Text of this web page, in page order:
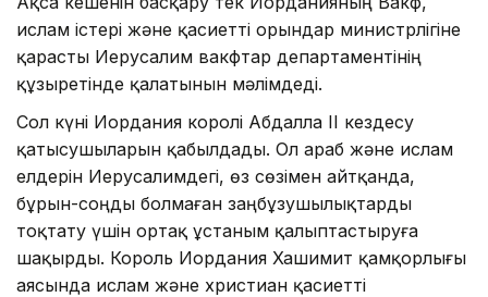
ислам істері және қасиетті орындар министрлігіне
қарасты Иерусалим вакфтар департаментінің
құзыретінде қалатынын мәлімдеді.
Сол күні Иордания королі Абдалла II кездесу
қатысушыларын қабылдады. Ол араб және ислам
елдерін Иерусалимдегі, өз сөзімен айтқанда,
бұрын-соңды болмаған заңбұзушылықтарды
тоқтату үшін ортақ ұстаным қалыптастыруға
шақырды. Король Иордания Хашимит қамқорлығы
аясында ислам және христиан қасиетті